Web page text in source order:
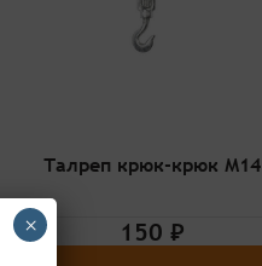
Талреп крюк-крюк М14
150 ₽
×